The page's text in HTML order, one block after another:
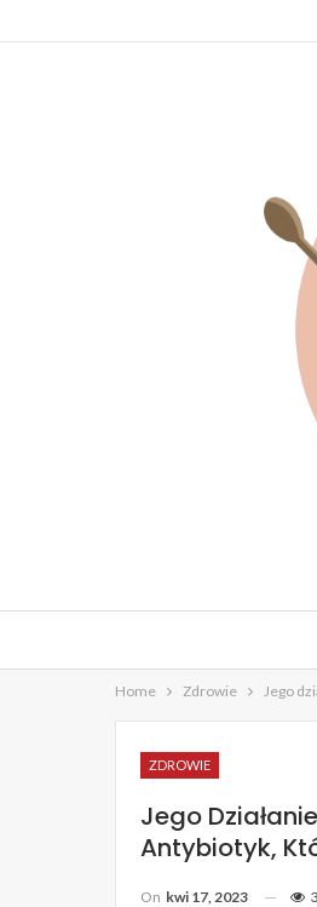
Home Zdrowie Jego
ZDROWIE
Jego
Antybiotyk,
On kwi 17, 2023